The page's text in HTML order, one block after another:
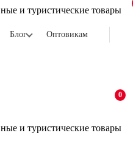
и туристические товары
Блог Оптовикам
0
и туристические товары